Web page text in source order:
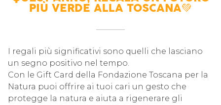
PIÙ VERDE ALLA TOSCANA💚
I regali più significativi sono quelli che lasciano
un segno positivo nel tempo.
Con le Gift Card della Fondazione Toscana per la
Natura puoi offrire ai tuoi cari un gesto che
protegge la natura e aiuta a rigenerare gli